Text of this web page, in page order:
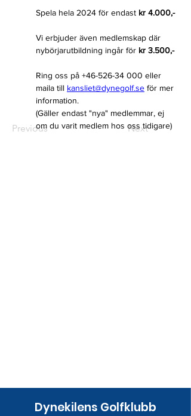
Previous Next
Spela hela 2024 för endast kr 4.000,-
Vi erbjuder även medlemskap där
nybörjarutbildning ingår för kr 3.500,-
Ring oss på +46-526-34 000 eller
maila till kansliet@dynegolf.se för mer
information.
(Gäller endast "nya" medlemmar, ej
om du varit medlem hos oss tidigare)
Dynekilens Golfklubb